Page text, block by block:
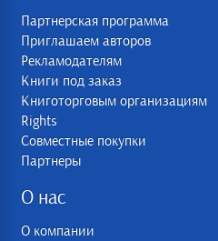
Партнерская программа
Приглашаем авторов
Рекламодателям
Книги под заказ
Книготорговым организациям
Rights
Совместные покупки
Партнеры
О нас
О компании